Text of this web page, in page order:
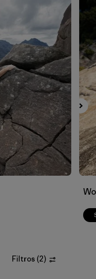
Filtros (2)